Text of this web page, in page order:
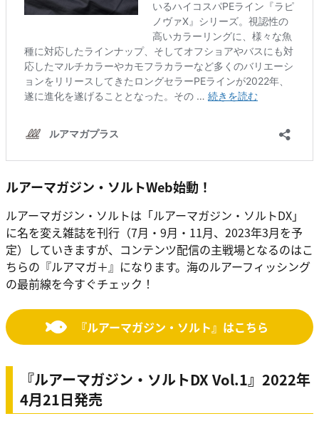
ルアーマガジン・ソルトWeb始動！
ルアーマガジン・ソルトは「ルアーマガジン・ソルトDX」
に名を変え雑誌を刊行（7月・9月・11月、2023年3月を予
定）していきますが、コンテンツ配信の主戦場となるのはこ
ちらの『ルアマガ＋』になります。海のルアーフィッシング
の最前線を今すぐチェック！
『ルアーマガジン・ソルト』はこちら
『ルアーマガジン・ソルトDX Vol.1』2022年
4月21日発売